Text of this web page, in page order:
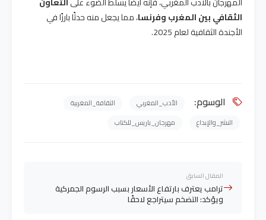
الثقافي بين المغرب وفرنسا، مما يجعل منه حدثًا بارزًا في
الأجندة الثقافية لعام 2025.
الوسوم: الأدب_المغربي
الثقافة_المغربية
النشر_والإبداع
مهرجان_باريس_للكتاب
المقال السابق
ترامب يعترف بارتفاع الأسعار بسبب الرسوم الجمركية
ويؤكد: التضخم سيتراجع لاحقًا